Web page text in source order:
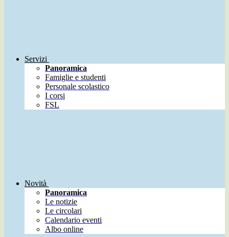
Servizi
Panoramica
Famiglie e studenti
Personale scolastico
I corsi
FSL
Novità
Panoramica
Le notizie
Le circolari
Calendario eventi
Albo online